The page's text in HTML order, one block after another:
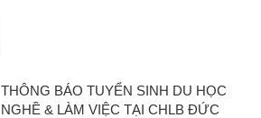
THÔNG BÁO TUYỂN SINH DU HỌC
NGHỀ & LÀM VIỆC TẠI CHLB ĐỨC